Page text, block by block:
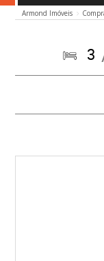
Armond Imóveis
3